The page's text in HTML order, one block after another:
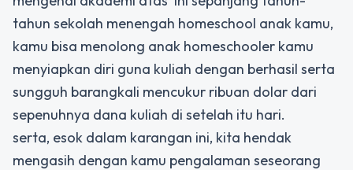
tahun sekolah menengah homeschool anak kamu,
kamu bisa menolong anak homeschooler kamu
menyiapkan diri guna kuliah dengan berhasil serta
sungguh barangkali mencukur ribuan dolar dari
sepenuhnya dana kuliah di setelah itu hari.
serta, esok dalam karangan ini, kita hendak
mengasih dengan kamu pengalaman seseorang